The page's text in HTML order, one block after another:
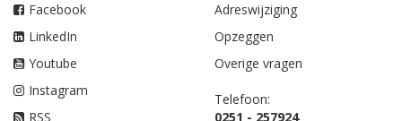
Facebook
LinkedIn
Youtube
Instagram
RSS
Adreswijziging
Opzeggen
Overige vragen
Telefoon:
0251 - 257924